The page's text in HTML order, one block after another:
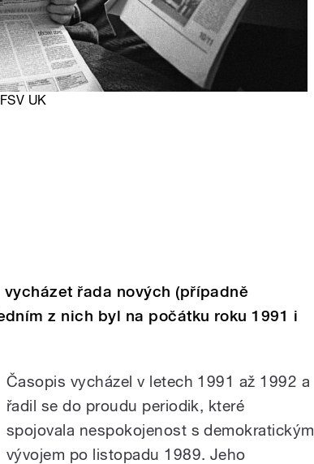
UK
řada nových (případně
z nich byl na počátku roku 1991 i
Časopis vycházel v letech 1991 až 1992 a
řadil se do proudu periodik, které
spojovala nespokojenost s demokratickým
vývojem po listopadu 1989. Jeho